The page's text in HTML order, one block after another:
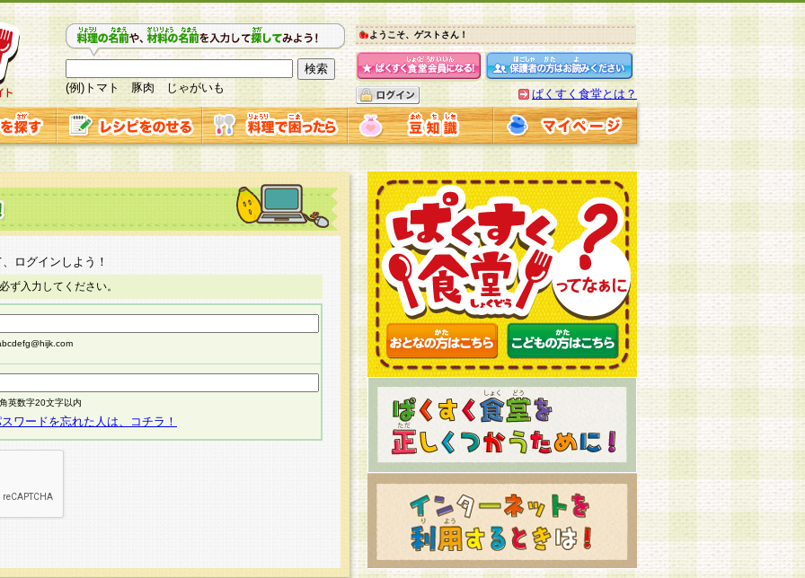
(例)トマト 豚肉 じゃがいも
ようこそ、ゲストさん！
ぱくすく食堂とは？
ログインしよう！
ず入力してください。
英数字20文字以内
ワードを忘れた人は、コチラ！